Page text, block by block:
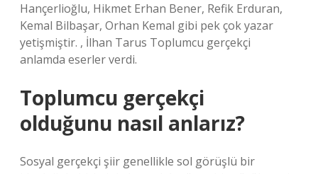
Hançerlioğlu, Hikmet Erhan Bener, Refik Erduran,
Kemal Bilbaşar, Orhan Kemal gibi pek çok yazar
yetişmiştir. , İlhan Tarus Toplumcu gerçekçi
anlamda eserler verdi.
Toplumcu gerçekçi
olduğunu nasıl anlarız?
Sosyal gerçekçi şiir genellikle sol görüşlü bir